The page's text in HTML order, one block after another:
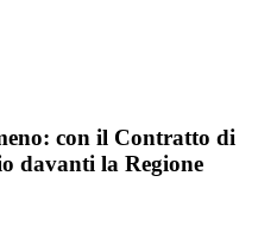
con il Contratto di
davanti la Regione